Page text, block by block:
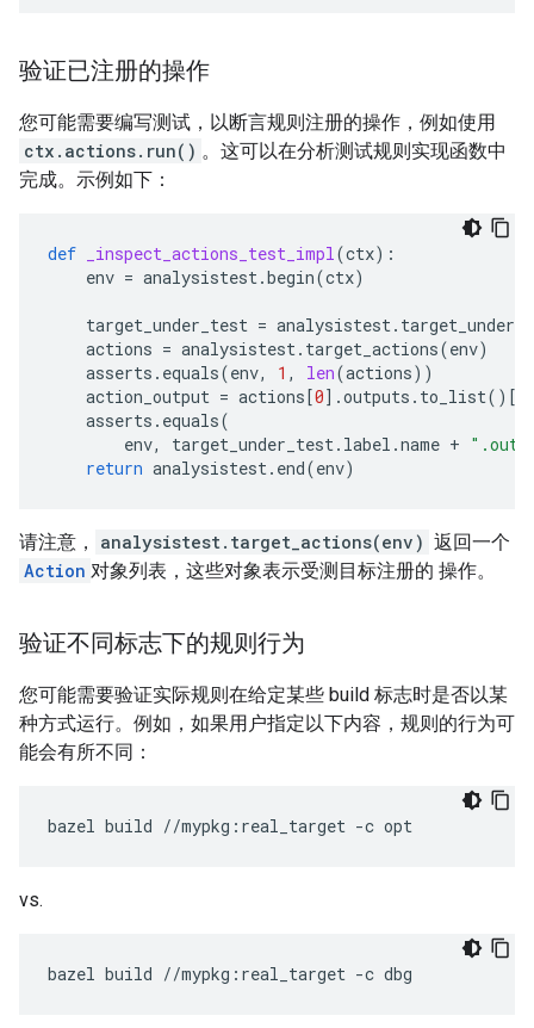
验证已注册的操作
您可能需要编写测试，以断言规则注册的操作，例如使用
ctx.actions.run() 。这可以在分析测试规则实现函数中
完成。示例如下：
def _inspect_actions_test_impl(ctx):
env = analysistest.begin(ctx)
target_under_test = analysistest.
actions = analysistest. target_actions(env)
asserts . equals(env, 1 , len(actions))
action_output = actions[0] .outputs . to_list()[
asserts . equals(
env, target_under_test. label .name + ".out"
return analysistest. end(env)
请注意， analysistest.target_actions(env) 返回一个
Action 对象列表，这些对象表示受测目标注册的 操作。
验证不同标志下的规则行为
您可能需要验证实际规则在给定某些 build 标志时是否以某
种方式运行。例如，如果用户指定以下内容，规则的行为可
能会有所不同：
bazel build //mypkg:real_target -c
vs.
bazel build //mypkg:real_target -c